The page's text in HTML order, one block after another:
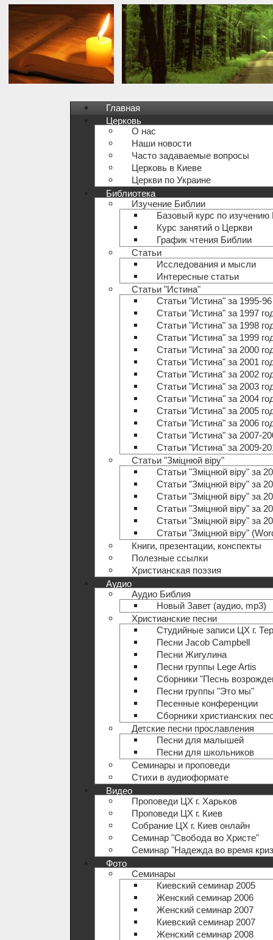
Главная
Церковь
О нас
Наши новости
Часто задаваемые вопросы
Церковь в Киеве
Церкви по Украине
Библиотека
Изучение Библии
Базовый курс по изучению
Курс занятий о Церкви
График чтения Библии
Статьи
Исследования и мысли
Интересные статьи
Статьи "Истина"
Статьи "Истина" за 1995-
Статьи "Истина" за 1997
Статьи "Истина" за 1998
Статьи "Истина" за 1999
Статьи "Истина" за 2000
Статьи "Истина" за 2001
Статьи "Истина" за 2002
Статьи "Истина" за 2003
Статьи "Истина" за 2004
Статьи "Истина" за 2005
Статьи "Истина" за 2006
Статьи "Истина" за 2007-
Статьи "Истина" за 2009-
Статьи "Зміцнюй віру"
Статьи "Зміцнюй віру" за
Статьи "Зміцнюй віру" за
Статьи "Зміцнюй віру" за
Статьи "Зміцнюй віру" за
Статьи "Зміцнюй віру" за
Статьи "Зміцнюй віру"
Книги, презентации, конспекты
Полезные ccылки
Христианская поэзия
Аудио
Аудио Библия
Новый Завет (аудио, mp3)
Христианские песни
Студийные записи ЦХ г.
Песни Jacob Campbell
Песни Жигулина
Песни группы Lege Artis
Сборники "Песнь
Песни группы "Это мы"
Песенные конференции
Сборники христианских
Детские песни прославления
Песни для малышей
Песни для школьников
Семинары и проповеди
Стихи в аудиоформате
Видео
Проповеди ЦХ г. Харьков
Проповеди ЦХ г. Киев
Собрание ЦХ г. Киев онлайн
Семинар "Свобода во Христе"
Семинар "Надежда во время
Фото
Семинары
Киевский семинар 2005
Женский семинар 2006
Женский семинар 2007
Киевский семинар 2007
Женский семинар 2008